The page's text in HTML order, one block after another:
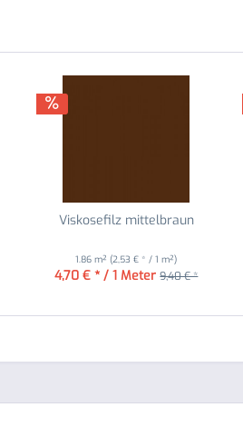
Viskosefilz mittelbraun
1.86 m²(2,53 € * / 1 m²)
4,70 € * / 1 Meter 9,40 € *